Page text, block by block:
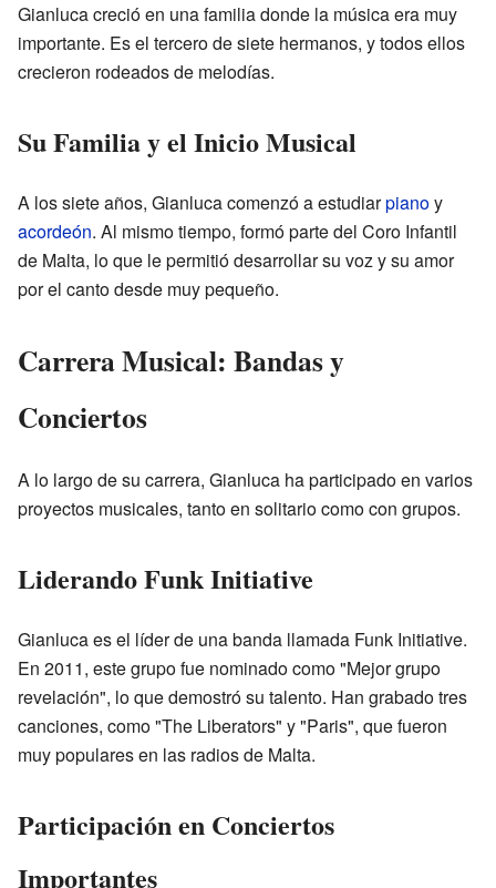
Gianluca creció en una familia donde la música era muy
importante. Es el tercero de siete hermanos, y todos ellos
crecieron rodeados de melodías.
Su Familia y el Inicio Musical
A los siete años, Gianluca comenzó a estudiarpianoy
acordeón. Al mismo tiempo, formó parte del Coro Infantil
de Malta, lo que le permitió desarrollar su voz y su amor
por el canto desde muy pequeño.
Carrera Musical: Bandas y
Conciertos
A lo largo de su carrera, Gianluca ha participado en varios
proyectos musicales, tanto en solitario como con grupos.
Liderando Funk Initiative
Gianluca es el líder de una banda llamada Funk Initiative.
En 2011, este grupo fue nominado como "Mejor grupo
revelación", lo que demostró su talento. Han grabado tres
canciones, como "The Liberators" y "Paris", que fueron
muy populares en las radios de Malta.
Participación en Conciertos
Importantes